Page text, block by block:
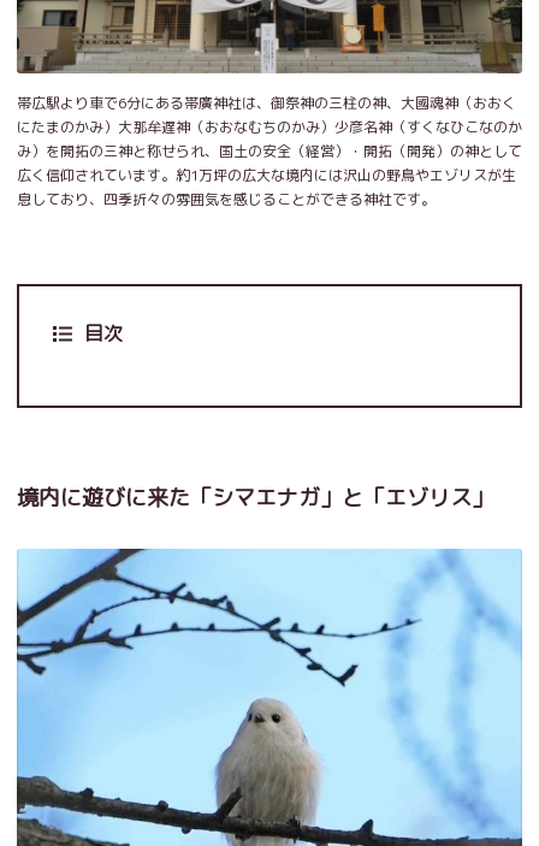
帯広駅より車で6分にある帯廣神社は、御祭神の三柱の神、大國魂神（おおく
にたまのかみ）大那牟遅神（おおなむちのかみ）少彦名神（すくなひこなのか
み）を開拓の三神と称せられ、国土の安全（経営）・開拓（開発）の神として
広く信仰されています。約1万坪の広大な境内には沢山の野鳥やエゾリスが生
息しており、四季折々の雰囲気を感じることができる神社です。
目次
境内に遊びに来た「シマエナガ」と「エゾリス」